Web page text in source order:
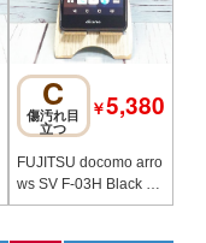
C
傷汚れ目
立つ
￥5,380
FUJITSU docomo arro
ws SV F-03H Black 11
5